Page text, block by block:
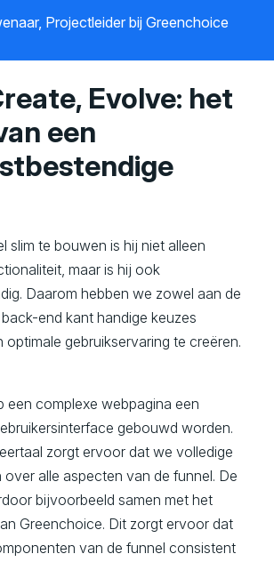
Projectleider bij Greenchoice
Evolve: het
een
slim te bouwen is hij niet alleen
maar is hij ook
Daarom hebben we zowel aan de
end kant handige keuzes
optimale gebruikservaring te creëren.
een complexe webpagina een
gebouwd worden.
zorgt ervoor dat we volledige
alle aspecten van de funnel. De
bijvoorbeeld samen met het
Greenchoice. Dit zorgt ervoor dat
van de funnel consistent